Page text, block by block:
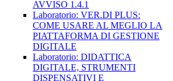
AVVISO 1.4.1
Laboratorio: VER.DI PLUS:
COME USARE AL MEGLIO LA
PIATTAFORMA DI GESTIONE
DIGITALE
Laboratorio: DIDATTICA
DIGITALE, STRUMENTI
DISPENSATIVI E